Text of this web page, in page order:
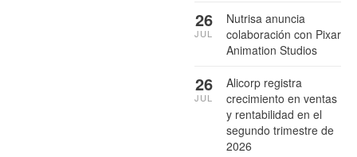
Nutrisa anuncia
colaboración con Pixar
Animation Studios
26
JUL
Alicorp registra
crecimiento en ventas
y rentabilidad en el
segundo trimestre de
2026
26
JUL